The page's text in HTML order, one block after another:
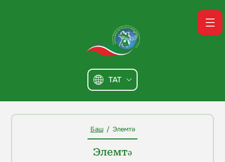
TAT
Баш / Элемтә
Элемтә